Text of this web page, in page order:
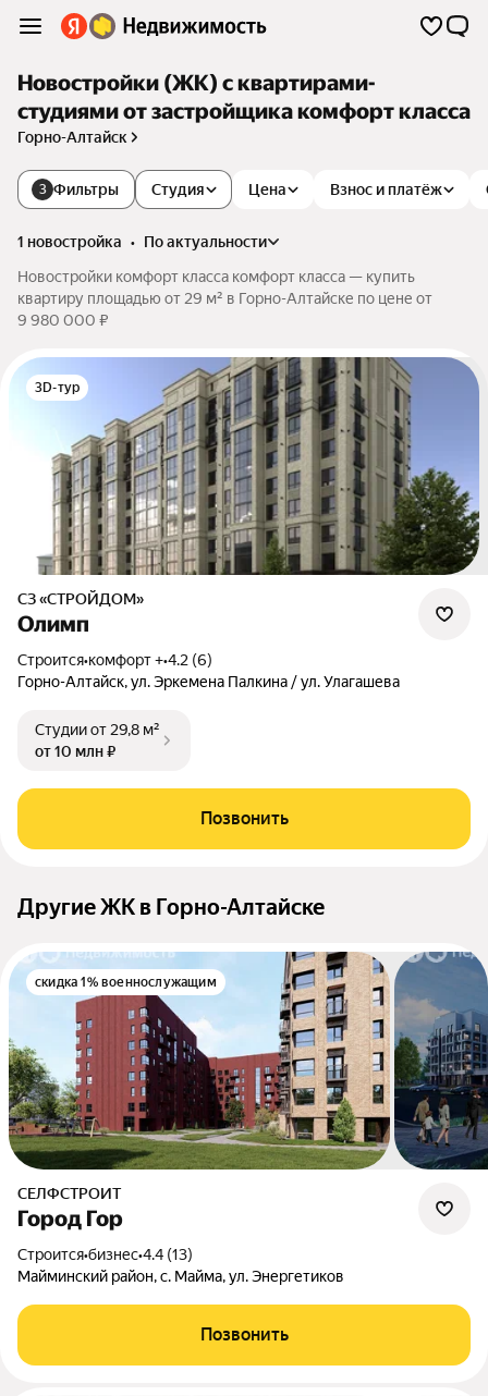
Новостройки (ЖК) с квартирами-
студиями от застройщика комфорт класса
Горно-Алтайск
3 Фильтры Цена Взнос и платёж
Студия
1 новостройка •
по актуальности
Новостройки комфорт класса комфорт класса — купить
квартиру площадью от 29 м² в Горно-Алтайске по цене от
9 980 000 ₽
3D-тур
СЗ «СТРОЙДОМ»
Олимп
Строится•комфорт +•4.2 (6)
Горно-Алтайск, ул. Эркемена Палкина / ул. Улагашева
Студииот 29,8 м²
от 10 млн ₽
Позвонить
Другие ЖК в Горно-Алтайске
скидка 1% военнослужащим
СЕЛФСТРОИТ
Город Гор
Строится•бизнес•4.4 (13)
Майминский район, с. Майма, ул. Энергетиков
Позвонить